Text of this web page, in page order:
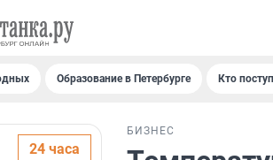
Образование в Петербурге Кто
24 часа
БИЗНЕС